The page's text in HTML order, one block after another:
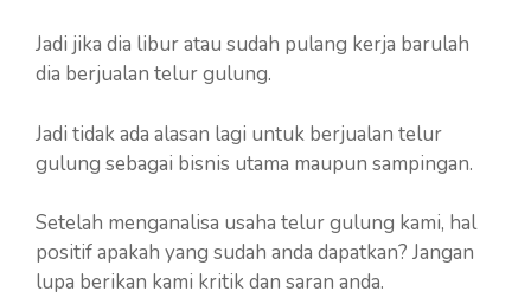
Jadi jika dia libur atau sudah pulang kerja barulah
dia berjualan telur gulung.
Jadi tidak ada alasan lagi untuk berjualan telur
gulung sebagai bisnis utama maupun sampingan.
Setelah menganalisa usaha telur gulung kami, hal
positif apakah yang sudah anda dapatkan? Jangan
lupa berikan kami kritik dan saran anda.